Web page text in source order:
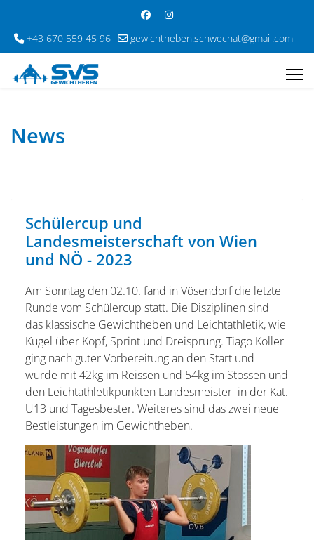
+43 670 559 45 96 gewichtheben.schwechat@gmail.com
News
Schülercup und
Landesmeisterschaft von Wien
und NÖ - 2023
Am Sonntag den 02.10. fand in Vösendorf die letzte
Runde vom Schülercup statt. Die Disziplinen sind
das klassische Gewichtheben und Leichtathletik, wie
Kugel über Kopf, Sprint und Dreisprung. Tiago Koller
ging nach guter Vorbereitung an den Start und
wurde mit 42kg im Reissen und 54kg im Stossen und
den Leichtathletikpunkten Landesmeister in der Kat.
U13 und Tagesbester. Weiteres sind das zwei neue
Bestleistungen im Gewichtheben.